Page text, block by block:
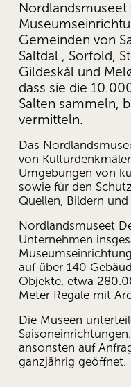
Gemeinden von
Saltdal , Sorfold,
Gildeskål und
dass sie die
Salten sammeln,
vermitteln.
Das
von
Umgebungen von
sowie für den
Quellen, Bildern
Nordlandsmuseet
Unternehmen
auf über 140
Objekte, etwa
Meter Regale mit
Die Museen
ansonsten auf
ganzjährig geöffnet.